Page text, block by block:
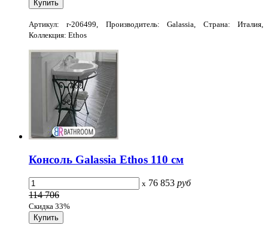
Артикул: r-206499, Производитель: Galassia, Страна: Италия,
Коллекция: Ethos
Консоль Galassia Ethos 110 см
x 76 853 руб
114 706
Скидка 33%